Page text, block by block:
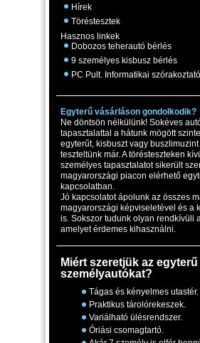
Hírek
Töréstesztek
Hasznos linkek
Dobozos teherautó bérlés
9 személyes kisbusz bérlés
PC Pult. Informatikai
Egyterű vásárláson gondolkodik?
Ne döntsön nélkülünk! Sokéves
tapasztalattal a hátunk mögött
egyterűt, kisbuszt vagy
teszteltünk már. A törésteszteken
személyes tapasztalatot sikerült
magyarországi piacon elérhető
kapcsolatban.
Jó kapcsolatot ápolunk az összes
magyarországi képviseletével és a
is. Sokszor tudunk olyan rendkívüli
amelyet érdemes kihasználni.
Miért szeretjük az egyterű
személyautókat?
Tágas és kényelmes utastér.
Praktikus tárolórekeszek.
Variálható ülésrendszer.
Óriási csomagtartó.